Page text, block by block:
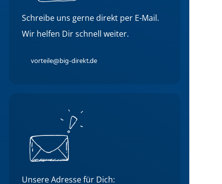
Schreibe uns gerne direkt per E-Mail.
Wir helfen Dir schnell weiter.
vorteile@big-direkt.de
Unsere Adresse für Dich: